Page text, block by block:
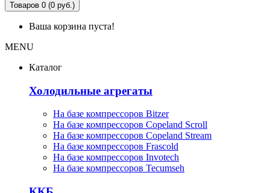
Товаров 0 (0 руб.)
Ваша корзина пуста!
MENU
Каталог
Холодильные агрегаты
На базе компрессоров Bitzer
На базе компрессоров Copeland Scroll
На базе компрессоров Copeland Stream
На базе компрессоров Frascold
На базе компрессоров Invotech
На базе компрессоров Tecumseh